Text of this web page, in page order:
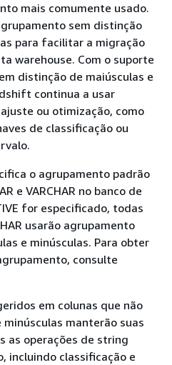
mais comumente usado.
sem distinção
para facilitar a migração
warehouse. Com o suporte
distinção de maiúsculas e
continua a usar
ou otimização, como
de classificação ou
o agrupamento padrão
e VARCHAR no banco de
for especificado, todas
usarão agrupamento
e minúsculas. Para obter
consulte
em colunas que não
manterão suas
as operações de string
incluindo classificação e